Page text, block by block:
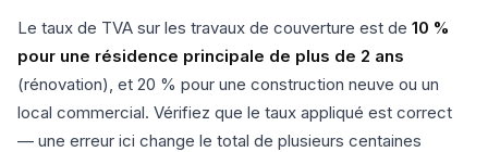
Le taux de TVA sur les travaux de couverture est de 10 %
pour une résidence principale de plus de 2 ans
(rénovation), et 20 % pour une construction neuve ou un
local commercial. Vérifiez que le taux appliqué est correct
— une erreur ici change le total de plusieurs centaines